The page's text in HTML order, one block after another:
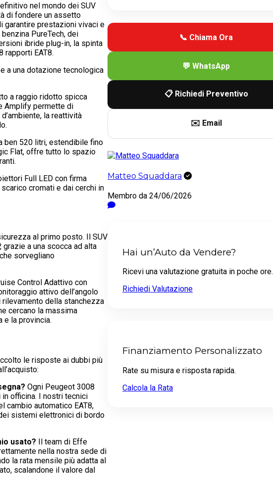
nel mondo dei SUV
di fondere un assetto
garantire prestazioni vivaci e
PureTech, dei
ibride plug-in, la spinta
rapporti EAT8.
a una dotazione tecnologica
a raggio ridotto spicca
Amplify permette di
la reattività
ben 520 litri, estendibile fino
Flat, offre tutto lo spazio
Full LED con firma
cromati e dai cerchi in
al primo posto. Il SUV
a una scocca ad alta
sorvegliano
Control Adattivo con
attivo dell’angolo
della stanchezza
cercano la massima
e la provincia.
le risposte ai dubbi più
Ogni Peugeot 3008
officina. I nostri tecnici
cambio automatico EAT8,
sistemi elettronici di bordo
usato? Il team di Effe
nella nostra sede di
la rata mensile più adatta al
scalandone il valore dal
📞 Chiama Ora
💬 WhatsApp
📋 Richiedi Preventivo
✉️ Email
Matteo Squaddara
Membro da 24/06/2026
Hai un’Auto da Vendere?
Ricevi una valutazione gratuita in poche ore.
Richiedi Valutazione
Finanziamento Personalizzato
Rate su misura e risposta rapida.
Calcola la Rata